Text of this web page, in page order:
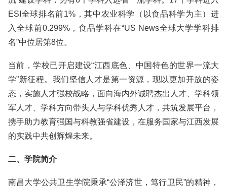
ESI全球排名前1%，其中农业科学（以食品科学为主）进
入全球前0.299%，食品学科在“US News全球大学学科排
名”中位居第8位。
当前，学校已开启建设“江西底色、中国特色的世界一流大
学”新征程。我们坚信人才是第一资源，现以更加开放的姿
态，实施人才强校战略，面向海内外诚聘杰出人才、学科领
军人才、学科方向带头人与学科优秀人才，共筑发展平台，
携手助力教育强国与科教强省建设，在服务国家与江西发展
的实践中共创辉煌未来。
二、学院简介
南昌大学公共卫生学院秉承“公泽济世，笃行卫民”的精神，